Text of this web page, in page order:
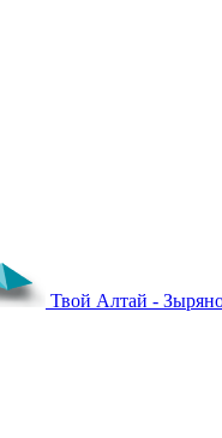
Твой Алтай -